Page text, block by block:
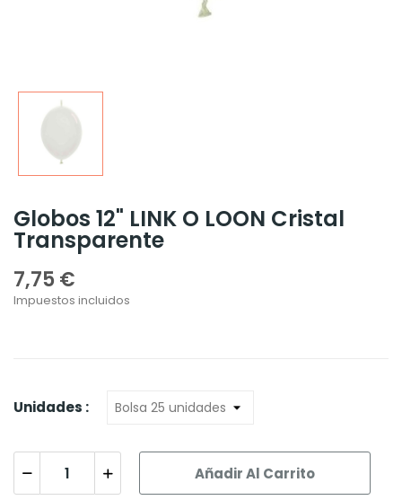
Globos 12" LINK O LOON Cristal
Transparente
7,75 €
Impuestos incluidos
Unidades :
Añadir Al Carrito